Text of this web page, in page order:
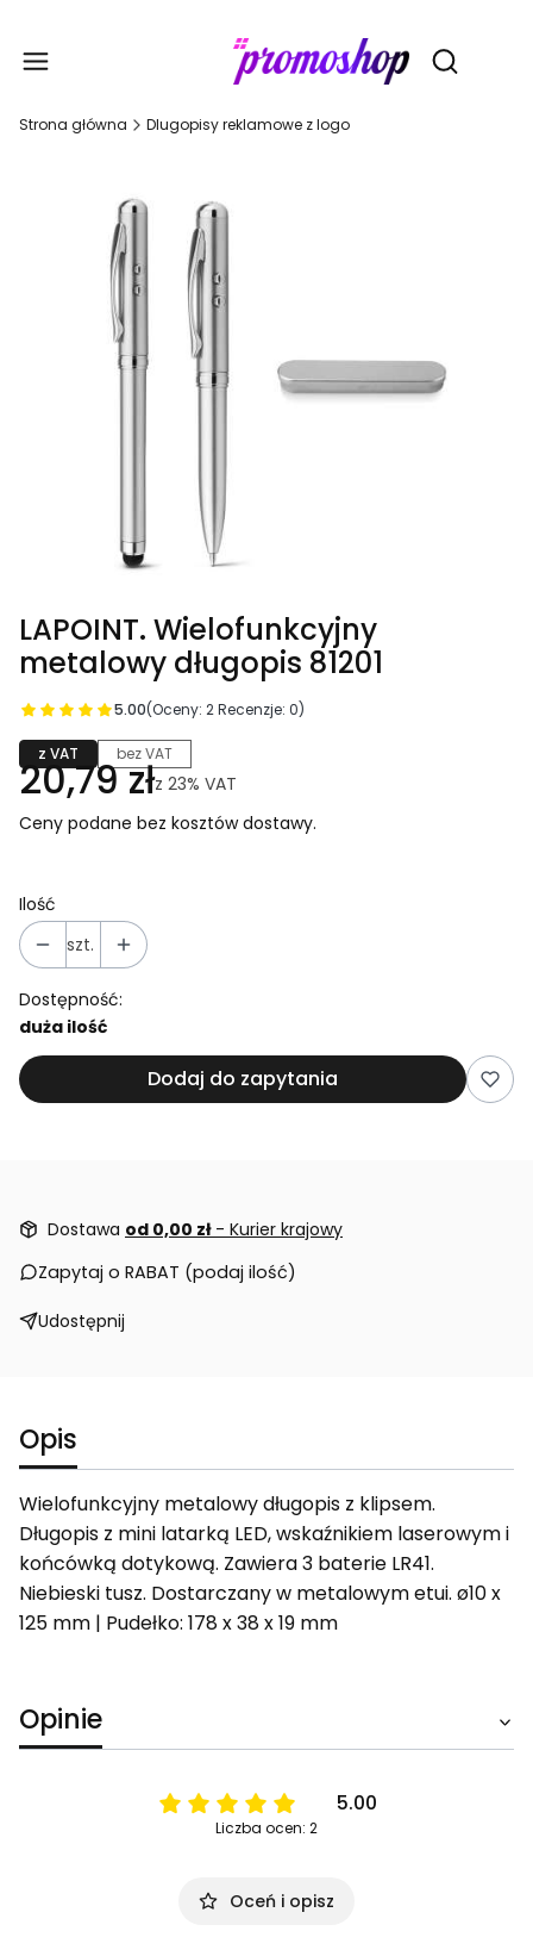
Otwórz
Strona główna Dlugopisy reklamowe z logo
LAPOINT. Wielofunkcyjny
metalowy długopis 81201
5.00(Oceny: 2 Recenzje: 0)
z VAT bez VAT
20,79 złz 23% VAT
Ceny podane bez kosztów dostawy.
Ilość
szt.
Dostępność:
duża ilość
Dodaj do zapytania
Dostawa od 0,00 zł - Kurier krajowy
Zapytaj o RABAT (podaj ilość)
Udostępnij
Opis
Wielofunkcyjny metalowy długopis z klipsem.
Długopis z mini latarką LED, wskaźnikiem laserowym i
końcówką dotykową. Zawiera 3 baterie LR41.
Niebieski tusz. Dostarczany w metalowym etui. ø10 x
125 mm | Pudełko: 178 x 38 x 19 mm
Opinie
5.00
Liczba ocen: 2
Oceń i opisz